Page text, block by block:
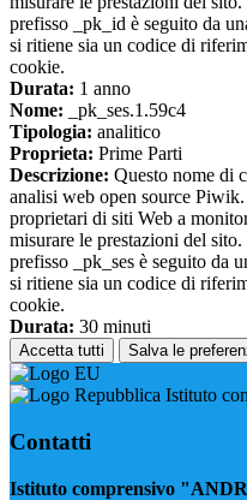
prefisso _pk_id è seguito da
si ritiene sia un codice di
cookie.
Durata: 1 anno
Nome: _pk_ses.1.59c4
Tipologia: analitico
Proprieta: Prime Parti
Descrizione: Questo nome di
analisi web open source
proprietari di siti Web a
misurare le prestazioni del
prefisso _pk_ses è seguito da
si ritiene sia un codice di
cookie.
Durata: 30 minuti
Accetta tutti Salva le
Istituto
Contatti
Istituto comprensivo